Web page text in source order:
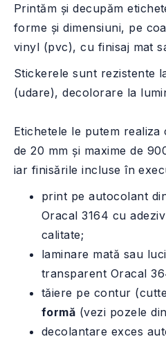
Printăm și decupăm
forme și dimensiuni, pe
vinyl (pvc), cu finisaj mat
Stickerele sunt rezistente
(udare), decolorare la
Etichetele le putem realiza
de 20 mm și maxime de
iar finisările incluse în
print pe autocolant
Oracal 3164 cu
calitate;
laminare mată sau
transparent Oracal
tăiere pe contur
formă (vezi pozele
decolantare exces